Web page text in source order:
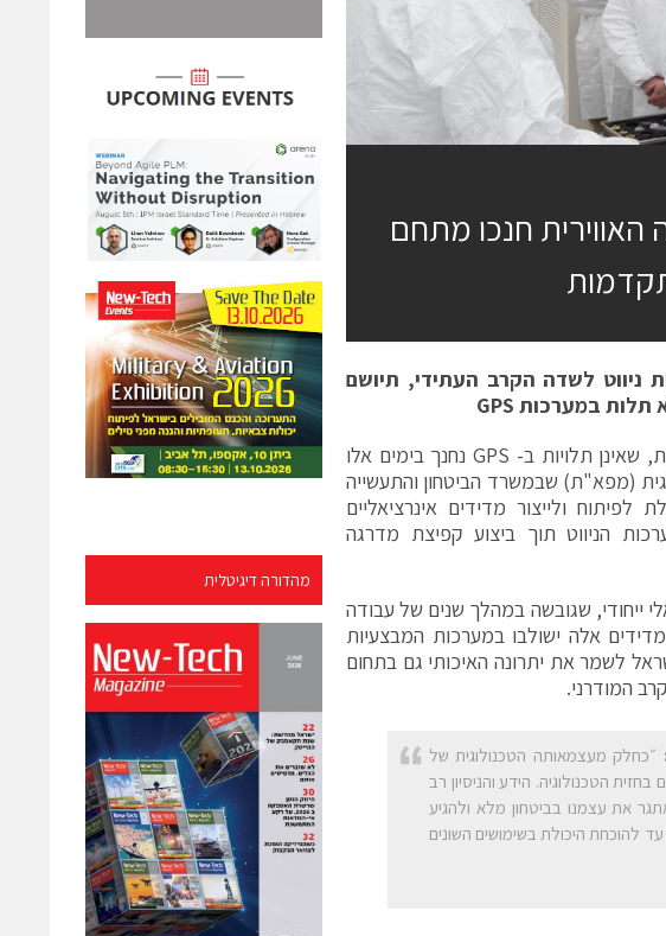
מהדורה דיגיטלית
חנכו מתחם
ניווט לשדה הקרב העתידי, תיושם
תלות במערכות GPS
מתחם טכנולוגי חדש לפיתוח ולייצור מערכות ניווט מתקדמות, שאינן תלויות ב- GPS נחנך בימים אלו
(מפא"ת) שבמשרד הביטחון והתעשייה
ולייצור מדידים אינרציאליים
הניווט תוך ביצוע קפיצת מדרגה
ייחודי, שגובשה במהלך שנים של עבודה
אלה ישולבו במערכות המבצעיות
לשמר את יתרונה האיכותי גם בתחום
המודרני.
״כחלק מעצמאותה הטכנולוגית של
הטכנולוגיה. הידע והניסיון רב
את עצמנו בביטחון מלא ולהגיע
להוכחת היכולת בשימושים השונים